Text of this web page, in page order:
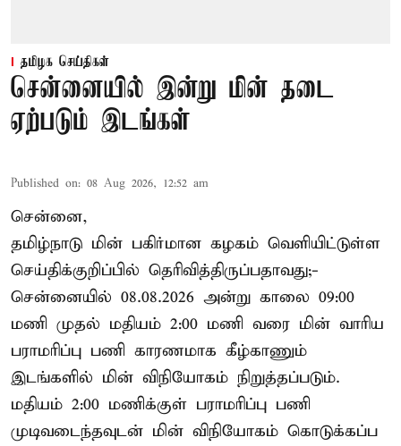
தமிழக செய்திகள்
சென்னையில் இன்று மின் தடை
ஏற்படும் இடங்கள்
Published on: 08 Aug 2026, 12:52 am
சென்னை,
தமிழ்நாடு மின் பகிர்மான கழகம் வெளியிட்டுள்ள
செய்திக்குறிப்பில் தெரிவித்திருப்பதாவது;-
சென்னையில் 08.08.2026 அன்று காலை 09:00
மணி முதல் மதியம் 2:00 மணி வரை மின் வாரிய
பராமரிப்பு பணி காரணமாக கீழ்காணும்
இடங்களில் மின் விநியோகம் நிறுத்தப்படும்.
மதியம் 2:00 மணிக்குள் பராமரிப்பு பணி
முடிவடைந்தவுடன் மின் விநியோகம் கொடுக்கப்ப